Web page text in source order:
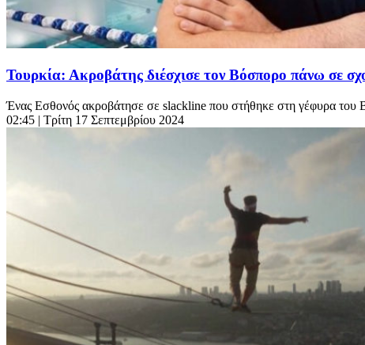
Τουρκία: Ακροβάτης διέσχισε τον Βόσπορο πάνω σε
Ένας Εσθονός ακροβάτησε σε slackline που στήθηκε στη γέφυρα του
02:45 | Τρίτη 17 Σεπτεμβρίου 2024